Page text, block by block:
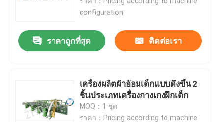
configuration
ราคาถูกที่สุด ติดต่อเรา
เครื่องผลิตผ้าอ้อมเด็กแบบดึงขึ้น 2
ชิ้นประเภทเครื่องกางเกงฝึกเด็ก
MOQ：1 ชุด
ราคา：Pricing according to machine